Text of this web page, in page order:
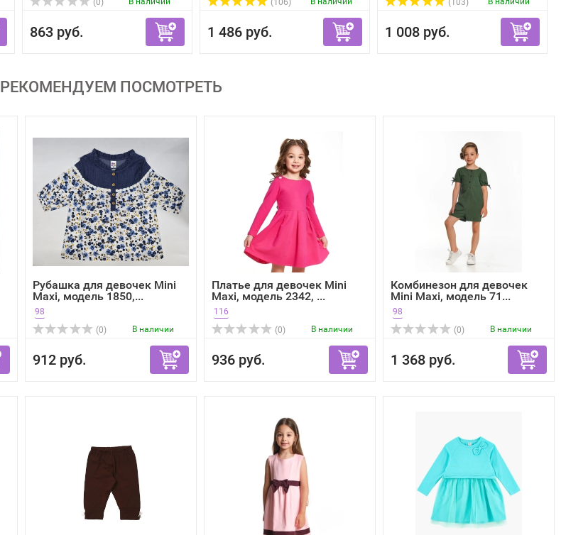
(0)
863 руб.
(106)
1 486 руб.
(103)
1 008 руб.
РЕКОМЕНДУЕМ ПОСМОТРЕТЬ
Рубашка для девочек Mini
Maxi, модель 1850,...
98
(0)
В наличии
912 руб.
Платье для девочек Mini
Maxi, модель 2342, ...
116
(0)
В наличии
936 руб.
Комбинезон для девочек
Mini Maxi, модель 71...
98
(0)
В наличии
1 368 руб.